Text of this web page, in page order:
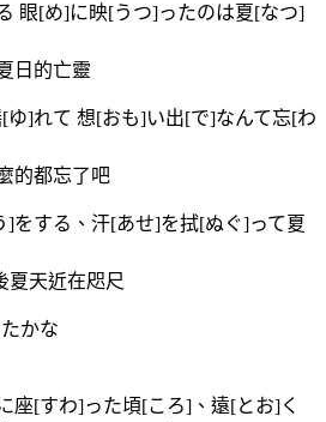
眼[め]に映[うつ]ったのは夏[なつ]
日的亡靈
ゆ]れて 想[おも]い出[で]なんて忘[わ
的都忘了吧
をする、汗[あせ]を拭[ぬぐ]って夏
夏天近在咫尺
かな
座[すわ]った頃[ころ]、遠[とお]く